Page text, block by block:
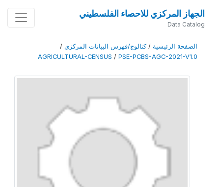
الجهاز المركزي للاحصاء الفلسطيني
Data Catalog
الصفحة الرئيسية /كتالوج/فهرس البيانات المركزي /
AGRICULTURAL-CENSUS / PSE-PCBS-AGC-2021-V1.0